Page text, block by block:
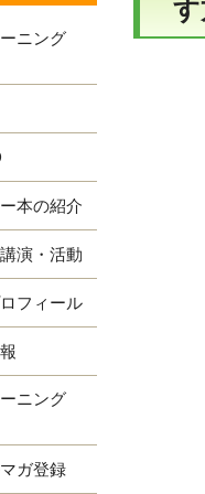
ニング
本の紹介
演・活動
フィール
ニング
ガ登録